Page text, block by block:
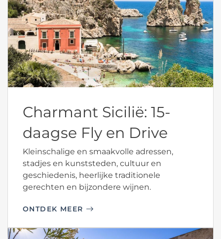
Charmant Sicilië: 15-
daagse Fly en Drive
Kleinschalige en smaakvolle adressen,
stadjes en kunststeden, cultuur en
geschiedenis, heerlijke traditionele
gerechten en bijzondere wijnen.
ONTDEK MEER